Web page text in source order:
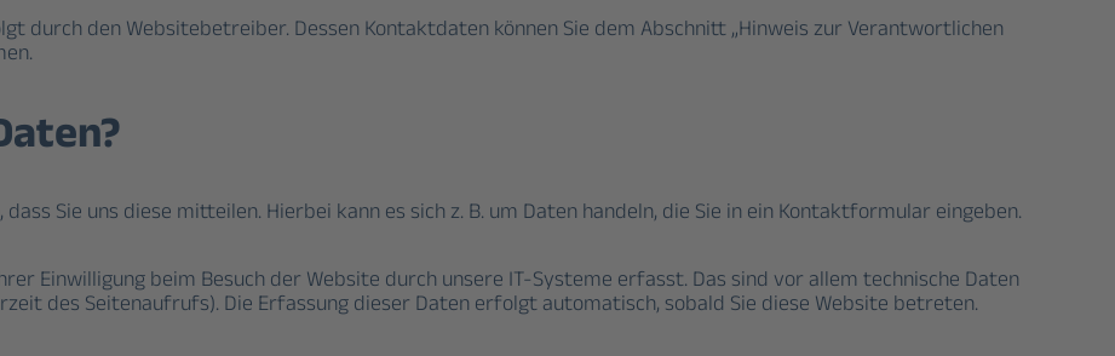
durch den Websitebetreiber. Dessen Kontaktdaten können Sie dem Abschnitt „Hinweis zur Verantwortlichen
Sie uns diese mitteilen. Hierbei kann es sich z. B. um Daten handeln, die Sie in ein Kontaktformular eingeben.
Einwilligung beim Besuch der Website durch unsere IT-Systeme erfasst. Das sind vor allem technische Daten
des Seitenaufrufs). Die Erfassung dieser Daten erfolgt automatisch, sobald Sie diese Website betreten.